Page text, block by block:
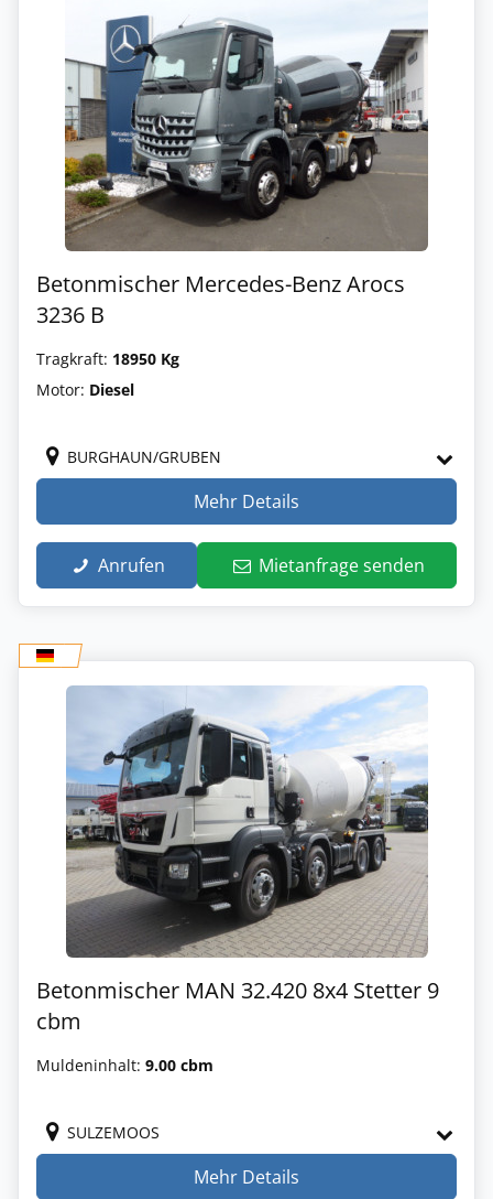
Betonmischer Mercedes-Benz Arocs
3236 B
Tragkraft: 18950 Kg
Motor: Diesel
BURGHAUN/GRUBEN
Mehr Details
Anrufen Mietanfrage senden
Betonmischer MAN 32.420 8x4 Stetter 9
cbm
Muldeninhalt: 9.00 cbm
SULZEMOOS
Mehr Details